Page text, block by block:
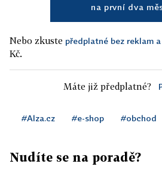
na první dva
Nebo zkuste předplatné bez reklam
Kč.
Máte již předplatné?
#Alza.cz #e-shop #obchod
Nudíte se na poradě?